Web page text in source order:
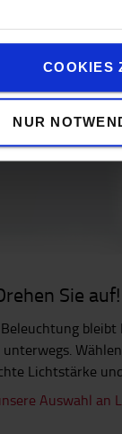
COOKIES
NUR
Sie auf!
bleibt
Lichtstärke
Auswahl an